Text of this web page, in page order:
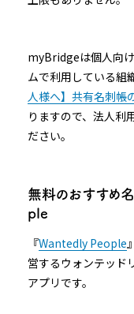
myBridgeは個人向
ムで利用している組
人様へ】共有名刺帳
りますので、法人利
ださい。
無料のおすすめ
ple
『Wantedly People
営するウォンテッド
アプリです。